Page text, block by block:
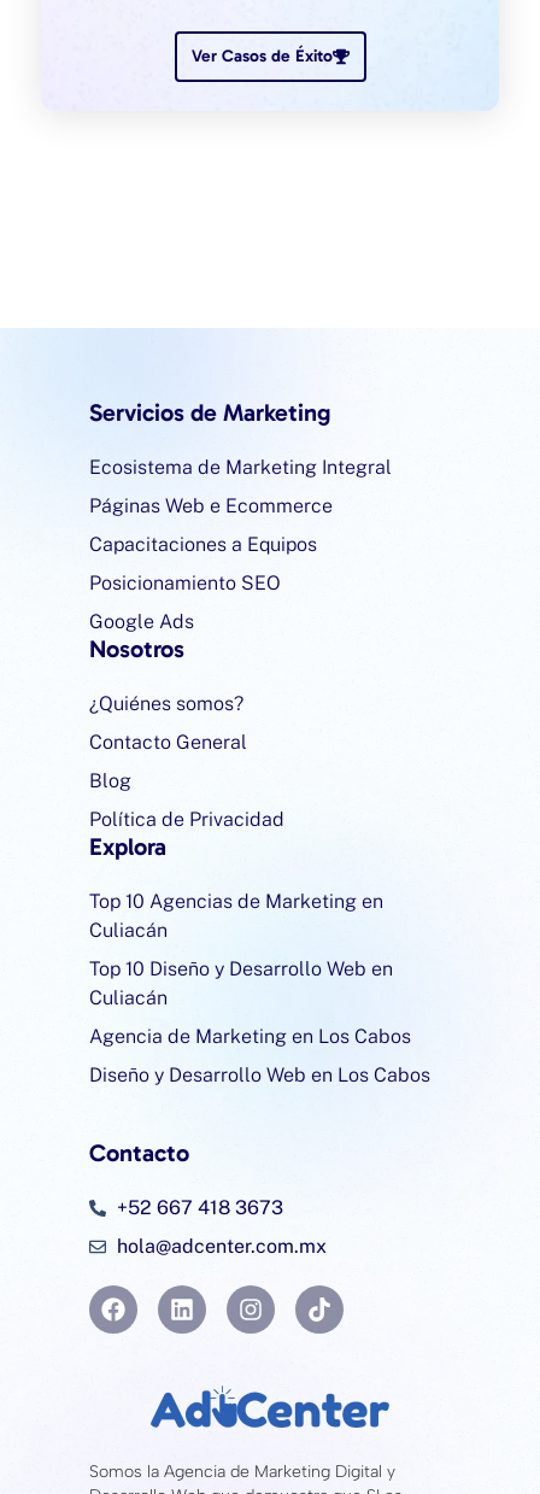
Ver Casos de Éxito
Somos la Agencia de Marketing Digital y
Servicios de Marketing
Ecosistema de Marketing Integral
Páginas Web e Ecommerce
Capacitaciones a Equipos
Posicionamiento SEO
Google Ads
Nosotros
¿Quiénes somos?
Contacto General
Blog
Política de Privacidad
Explora
Top 10 Agencias de Marketing en
Culiacán
Top 10 Diseño y Desarrollo Web en
Culiacán
Agencia de Marketing en Los Cabos
Diseño y Desarrollo Web en Los Cabos
Contacto
+52 667 418 3673
hola@adcenter.com.mx